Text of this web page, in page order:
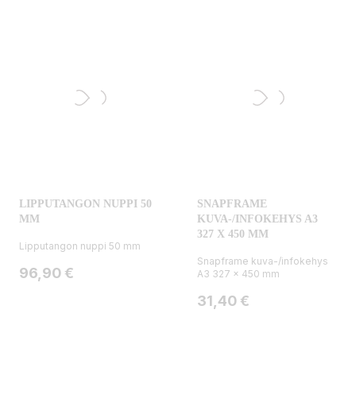
LIPPUTANGON NUPPI 50
MM
Lipputangon nuppi 50 mm
Hinta
96,90 €
SNAPFRAME
KUVA-/INFOKEHYS A3
327 X 450 MM
Snapframe kuva-/infokehys
A3 327 x 450 mm
Hinta
31,40 €